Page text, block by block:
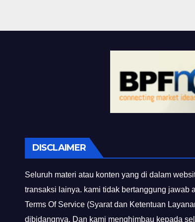
DISCLAIMER
Seluruh materi atau konten yang di dalam
transaksi lainya. kami tidak bertanggung jawab
Terms Of Service (Syarat dan Ketentuan
dibidangnya. Dan kami menghimbau kepada